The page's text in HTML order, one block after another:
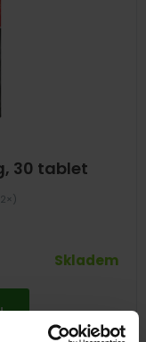
30 tablet
Skladem